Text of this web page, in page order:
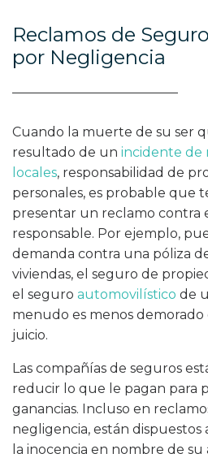
Reclamos de
por Negligencia
Cuando la muerte de su ser
resultado de un incidente de
locales, responsabilidad de
personales, es probable que
presentar un reclamo contra
responsable. Por ejemplo,
demanda contra una póliza
viviendas, el seguro de
el seguro automovilístico de
menudo es menos
juicio.
Las compañías de seguros
reducir lo que le pagan para
ganancias. Incluso en
negligencia, están
la inocencia en nombre de